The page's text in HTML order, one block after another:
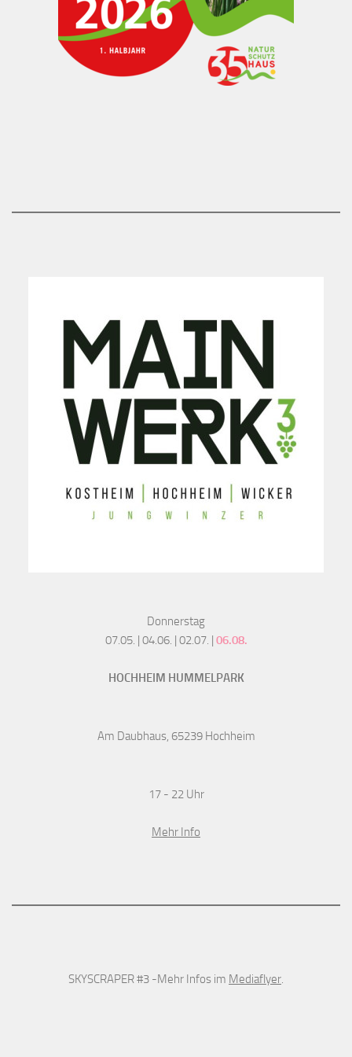
Donnerstag
07.05. | 04.06. | 02.07. | 06.08.
HOCHHEIM HUMMELPARK
Am Daubhaus, 65239 Hochheim
17 - 22 Uhr
Mehr Info
SKYSCRAPER #3 -Mehr Infos im Mediaflyer